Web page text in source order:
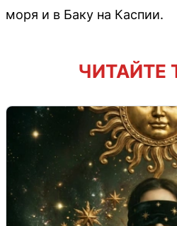
моря и в Баку на Каспии.
ЧИТАЙТЕ